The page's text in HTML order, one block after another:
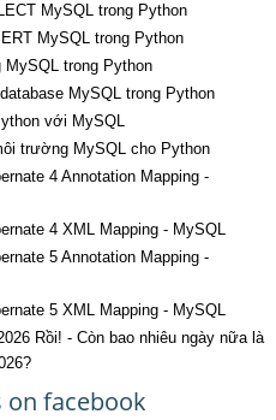
MySQL trong Python
MySQL trong Python
MySQL trong Python
MySQL trong Python
với MySQL
trường MySQL cho Python
4 Annotation Mapping -
4 XML Mapping - MySQL
5 Annotation Mapping -
5 XML Mapping - MySQL
Rồi! - Còn bao nhiêu ngày nữa là
on facebook